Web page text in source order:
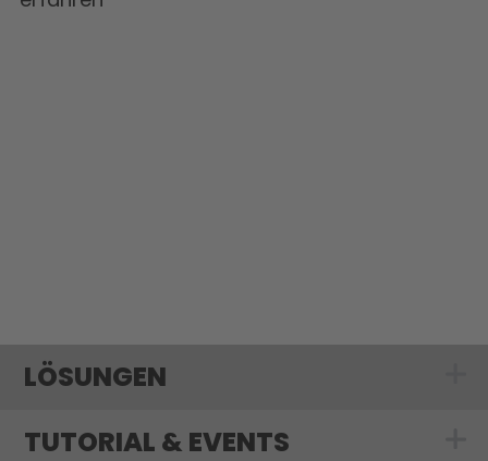
LÖSUNGEN
TUTORIAL & EVENTS